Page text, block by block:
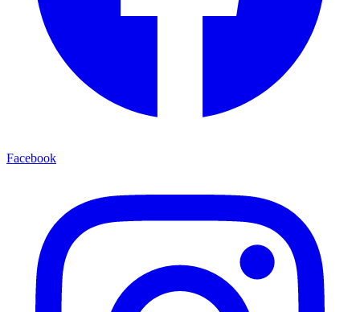
Facebook